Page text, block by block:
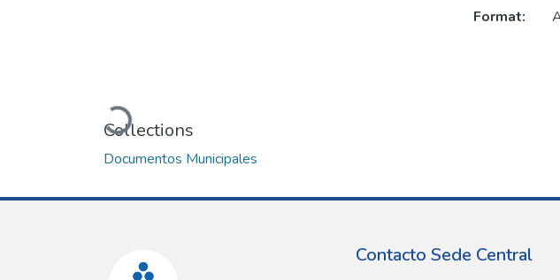
Loading...
Format:
Collections
Documentos Municipales
Contacto Sede Central